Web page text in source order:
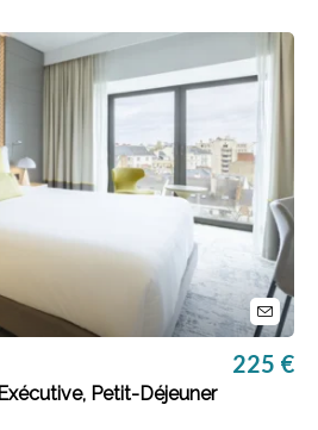
Petit-Déjeuner
225 €